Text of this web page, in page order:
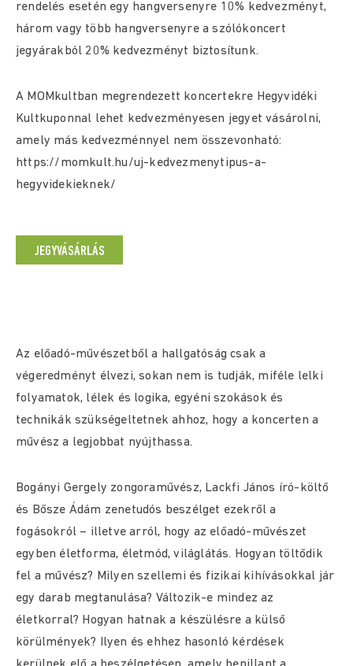
rendelés esetén egy hangversenyre 10% kedvezményt,
három vagy több hangversenyre a szólókoncert
jegyárakból 20% kedvezményt biztosítunk.
A MOMkultban megrendezett koncertekre Hegyvidéki
Kultkuponnal lehet kedvezményesen jegyet vásárolni,
amely más kedvezménnyel nem összevonható:
https://momkult.hu/uj-kedvezmenytipus-a-
hegyvidekieknek/
JEGYVÁSÁRLÁS
Az előadó-művészetből a hallgatóság csak a
végeredményt élvezi, sokan nem is tudják, miféle lelki
folyamatok, lélek és logika, egyéni szokások és
technikák szükségeltetnek ahhoz, hogy a koncerten a
művész a legjobbat nyújthassa.
Bogányi Gergely zongoraművész, Lackfi János író-költő
és Bősze Ádám zenetudós beszélget ezekről a
fogásokról – illetve arról, hogy az előadó-művészet
egyben életforma, életmód, világlátás. Hogyan töltődik
fel a művész? Milyen szellemi és fizikai kihívásokkal jár
egy darab megtanulása? Változik-e mindez az
életkorral? Hogyan hatnak a készülésre a külső
körülmények? Ilyen és ehhez hasonló kérdések